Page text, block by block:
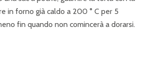
in forno già caldo a 200 ° C per 5
fin quando non comincerà a dorarsi.